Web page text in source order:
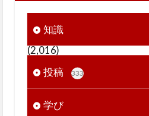
知識
(2,016)
投稿
333
学び